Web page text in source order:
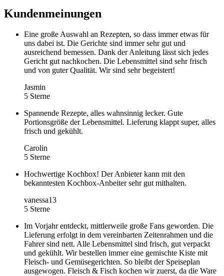
Kundenmeinungen
Eine große Auswahl an Rezepten, so dass immer etwas für
uns dabei ist. Die Gerichte sind immer sehr gut und
ausreichend bemessen. Dank der Anleitung lässt sich jedes
Gericht gut nachkochen. Die Lebensmittel sind sehr frisch
und von guter Qualität. Wir sind sehr begeistert!
Jasmin
5 Sterne
Spannende Rezepte, alles wahnsinnig lecker. Gute
Portionsgröße der Lebensmittel. Lieferung klappt super, alles
frisch und gekühlt.
Carolin
5 Sterne
Hochwertige Kochbox! Der Anbieter kann mit den
bekanntesten Kochbox-Anbeiter sehr gut mithalten.
vanessa13
5 Sterne
Im Vorjahr entdeckt, mittlerweile große Fans geworden. Die
Lieferung erfolgt in dem vereinbarten Zeitenrahmen und die
Fahrer sind nett. Alle Lebensmittel sind frisch, gut verpackt
und gekühlt. Wir bestellen immer eine gemischte Kiste mit
Fleisch- und Gemüsegerichten. So bleibt der Speiseplan
ausgewogen. Fleisch & Fisch kochen wir zuerst, da die Ware